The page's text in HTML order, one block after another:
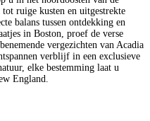
tot ruige kusten en uitgestrekte
balans tussen ontdekking en
in Boston, proef de verse
vergezichten van Acadia
verblijf in een exclusieve
elke bestemming laat u
England.